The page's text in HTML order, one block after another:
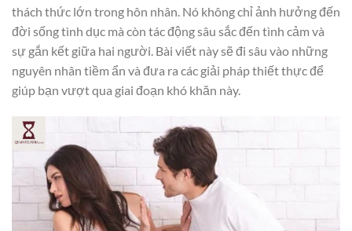
thách thức lớn trong hôn nhân. Nó không chỉ ảnh hưởng đến
đời sống tình dục mà còn tác động sâu sắc đến tình cảm và
sự gắn kết giữa hai người. Bài viết này sẽ đi sâu vào những
nguyên nhân tiềm ẩn và đưa ra các giải pháp thiết thực để
giúp bạn vượt qua giai đoạn khó khăn này.